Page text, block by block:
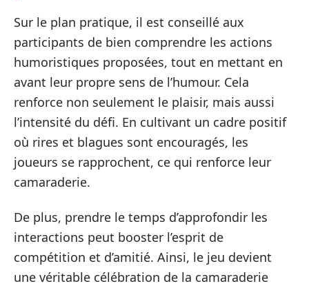
Sur le plan pratique, il est conseillé aux
participants de bien comprendre les actions
humoristiques proposées, tout en mettant en
avant leur propre sens de l’humour. Cela
renforce non seulement le plaisir, mais aussi
l’intensité du défi. En cultivant un cadre positif
où rires et blagues sont encouragés, les
joueurs se rapprochent, ce qui renforce leur
camaraderie.
De plus, prendre le temps d’approfondir les
interactions peut booster l’esprit de
compétition et d’amitié. Ainsi, le jeu devient
une véritable célébration de la camaraderie